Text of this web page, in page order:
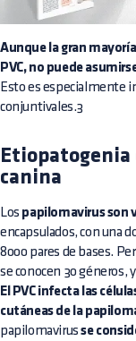
Aunque la gran
PVC, no puede
Esto es especialmente
conjuntivales.3
canina
Los papilomavirus son
encapsulados, con una
8000 pares de bases.
se conocen 30 géneros,
El PVC infecta las
cutáneas de la
papilomavirusse